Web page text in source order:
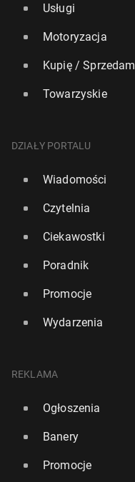
Usługi
Motoryzacja
Kupię / Sprzedam
Towarzyskie
DZIAŁY PORTALU
Wiadomości
Czytelnia
Ciekawostki
Poradnik
Promocje
Wydarzenia
REKLAMA
Ogłoszenia
Banery
Promocje